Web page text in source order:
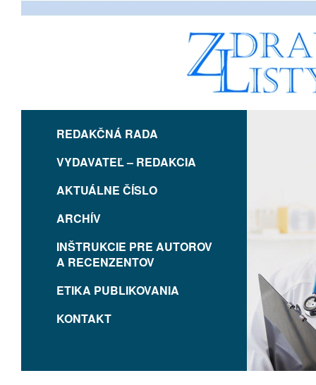
REDAKČNÁ RADA
VYDAVATEĽ – REDAKCIA
AKTUÁLNE ČÍSLO
ARCHÍV
INŠTRUKCIE PRE AUTOROV
A RECENZENTOV
ETIKA PUBLIKOVANIA
KONTAKT